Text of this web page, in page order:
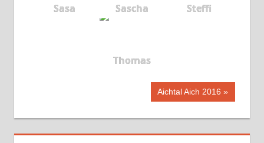
Sasa Sascha Steffi
Thomas
Beitragsnavigation
Nächster
Aichtal Aich 2016